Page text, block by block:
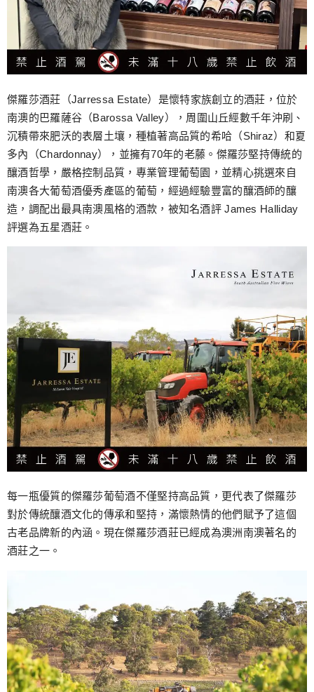
傑羅莎酒莊（Jarressa Estate）是懷特家族創立的酒莊，位於
南澳的巴羅薩谷（Barossa Valley），周圍山丘經數千年沖刷、
沉積帶來肥沃的表層土壤，種植著高品質的希哈（Shiraz）和夏
多內（Chardonnay），並擁有70年的老藤。傑羅莎堅持傳統的
釀酒哲學，嚴格控制品質，專業管理葡萄園，並精心挑選來自
南澳各大葡萄酒優秀產區的葡萄，經過經驗豐富的釀酒師的釀
造，調配出最具南澳風格的酒款，被知名酒評 James Halliday
評選為五星酒莊。
每一瓶優質的傑羅莎葡萄酒不僅堅持高品質，更代表了傑羅莎
對於傳統釀酒文化的傳承和堅持，滿懷熱情的他們賦予了這個
古老品牌新的內涵。現在傑羅莎酒莊已經成為澳洲南澳著名的
酒莊之一。